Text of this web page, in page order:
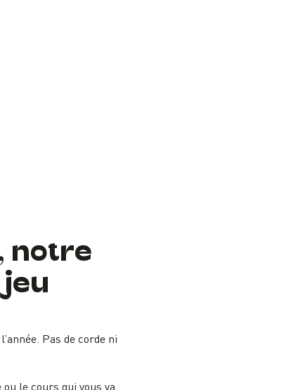
notre
Pas de corde ni
le cours qui vous va